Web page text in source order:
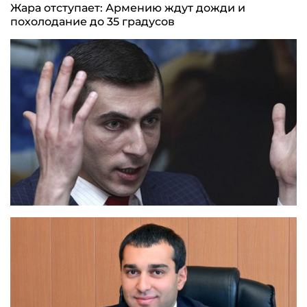
Жара отступает: Армению ждут дожди и
похолодание до 35 градусов